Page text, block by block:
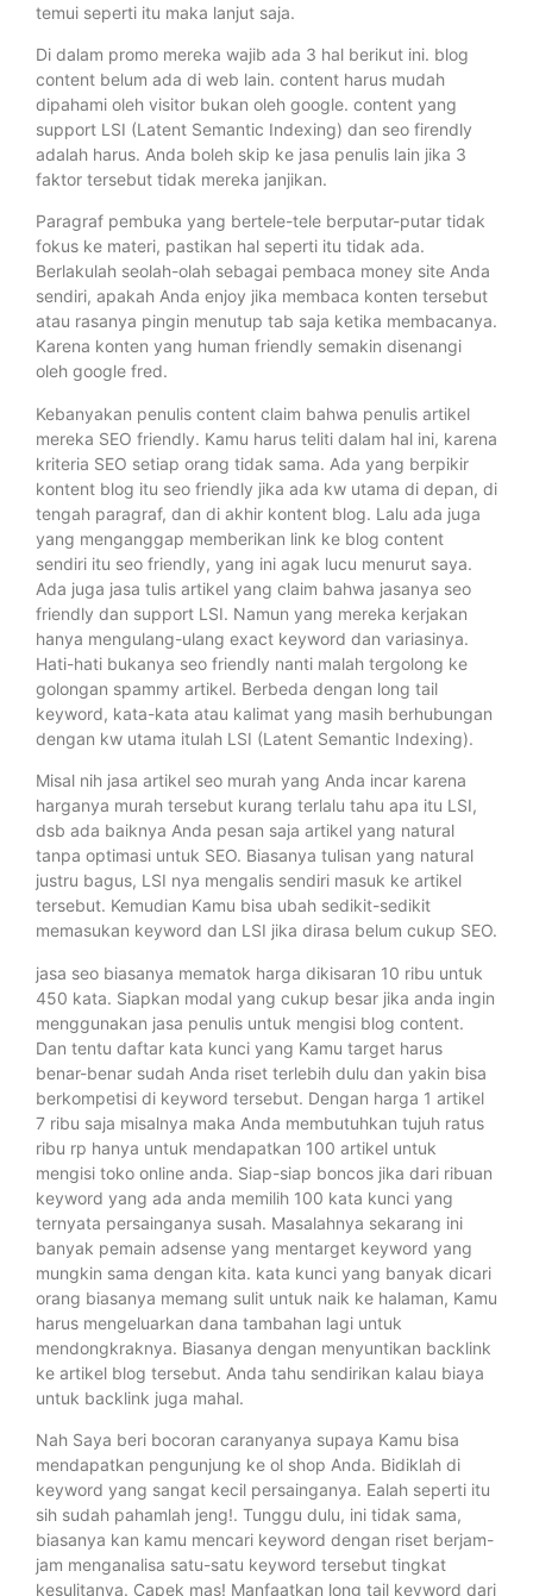
temui seperti itu maka lanjut saja.
Di dalam promo mereka wajib ada 3 hal berikut ini. blog
content belum ada di web lain. content harus mudah
dipahami oleh visitor bukan oleh google. content yang
support LSI (Latent Semantic Indexing) dan seo firendly
adalah harus. Anda boleh skip ke jasa penulis lain jika 3
faktor tersebut tidak mereka janjikan.
Paragraf pembuka yang bertele-tele berputar-putar tidak
fokus ke materi, pastikan hal seperti itu tidak ada.
Berlakulah seolah-olah sebagai pembaca money site Anda
sendiri, apakah Anda enjoy jika membaca konten tersebut
atau rasanya pingin menutup tab saja ketika membacanya.
Karena konten yang human friendly semakin disenangi
oleh google fred.
Kebanyakan penulis content claim bahwa penulis artikel
mereka SEO friendly. Kamu harus teliti dalam hal ini, karena
kriteria SEO setiap orang tidak sama. Ada yang berpikir
kontent blog itu seo friendly jika ada kw utama di depan, di
tengah paragraf, dan di akhir kontent blog. Lalu ada juga
yang menganggap memberikan link ke blog content
sendiri itu seo friendly, yang ini agak lucu menurut saya.
Ada juga jasa tulis artikel yang claim bahwa jasanya seo
friendly dan support LSI. Namun yang mereka kerjakan
hanya mengulang-ulang exact keyword dan variasinya.
Hati-hati bukanya seo friendly nanti malah tergolong ke
golongan spammy artikel. Berbeda dengan long tail
keyword, kata-kata atau kalimat yang masih berhubungan
dengan kw utama itulah LSI (Latent Semantic Indexing).
Misal nih jasa artikel seo murah yang Anda incar karena
harganya murah tersebut kurang terlalu tahu apa itu LSI,
dsb ada baiknya Anda pesan saja artikel yang natural
tanpa optimasi untuk SEO. Biasanya tulisan yang natural
justru bagus, LSI nya mengalis sendiri masuk ke artikel
tersebut. Kemudian Kamu bisa ubah sedikit-sedikit
memasukan keyword dan LSI jika dirasa belum cukup SEO.
jasa seo biasanya mematok harga dikisaran 10 ribu untuk
450 kata. Siapkan modal yang cukup besar jika anda ingin
menggunakan jasa penulis untuk mengisi blog content.
Dan tentu daftar kata kunci yang Kamu target harus
benar-benar sudah Anda riset terlebih dulu dan yakin bisa
berkompetisi di keyword tersebut. Dengan harga 1 artikel
7 ribu saja misalnya maka Anda membutuhkan tujuh ratus
ribu rp hanya untuk mendapatkan 100 artikel untuk
mengisi toko online anda. Siap-siap boncos jika dari ribuan
keyword yang ada anda memilih 100 kata kunci yang
ternyata persainganya susah. Masalahnya sekarang ini
banyak pemain adsense yang mentarget keyword yang
mungkin sama dengan kita. kata kunci yang banyak dicari
orang biasanya memang sulit untuk naik ke halaman, Kamu
harus mengeluarkan dana tambahan lagi untuk
mendongkraknya. Biasanya dengan menyuntikan backlink
ke artikel blog tersebut. Anda tahu sendirikan kalau biaya
untuk backlink juga mahal.
Nah Saya beri bocoran caranyanya supaya Kamu bisa
mendapatkan pengunjung ke ol shop Anda. Bidiklah di
keyword yang sangat kecil persainganya. Ealah seperti itu
sih sudah pahamlah jeng!. Tunggu dulu, ini tidak sama,
biasanya kan kamu mencari keyword dengan riset berjam-
jam menganalisa satu-satu keyword tersebut tingkat
kesulitanya. Capek mas! Manfaatkan long tail keyword dari